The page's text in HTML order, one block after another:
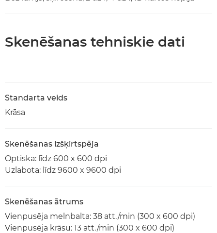
Skenēšanas tehniskie dati
Standarta veids
Krāsa
Skenēšanas izšķirtspēja
Optiska: līdz 600 x 600 dpi
Uzlabota: līdz 9600 x 9600 dpi
Skenēšanas ātrums
Vienpusēja melnbalta: 38 att./min (300 x 600 dpi)
Vienpusēja krāsu: 13 att./min (300 x 600 dpi)